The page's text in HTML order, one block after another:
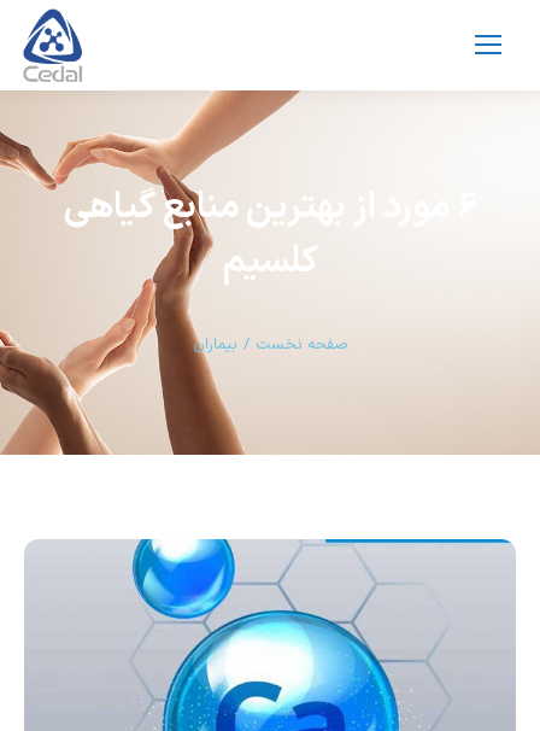
6 مورد از بهترین منابع گیاهی
کلسیم
مکان شما:
صفحه نخست بیماران